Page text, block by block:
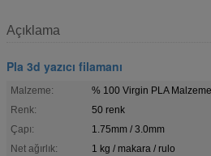
Açıklama
Pla 3d yazıcı filamanı
Malzeme:
% 100 Virgin PLA
Renk:
50 renk
Çapı:
1.75mm / 3.0mm
Net ağırlık:
1 kg / makara / rulo